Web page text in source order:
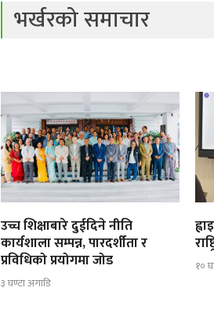
भर्खरको समाचार
उच्च शिक्षाबारे दुईदिने नीति
कार्यशाला सम्पन्न, पारदर्शीता र
प्रविधिको प्रयोगमा जोड
३ घण्टा अगाडि
१०